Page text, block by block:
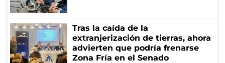
Tras la caída de la
extranjerización de tierras, ahora
advierten que podría frenarse
Zona Fría en el Senado